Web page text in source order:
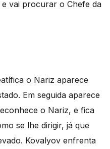
vai procurar o Chefe da
o Nariz aparece
Em seguida aparece
o Nariz, e fica
se lhe dirigir, já que
Kovalyov enfrenta